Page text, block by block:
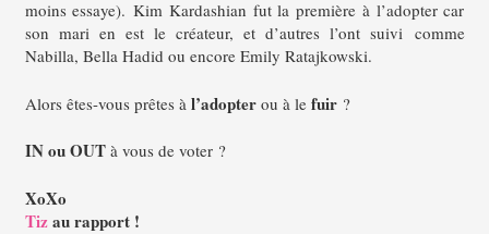
moins essaye). Kim Kardashian fut la première à l’adopter car
son mari en est le créateur, et d’autres l’ont suivi comme
Nabilla, Bella Hadid ou encore Emily Ratajkowski.
Alors êtes-vous prêtes à l’adopterou à le fuir?
IN ou OUTà vous de voter ?
XoXo
Tizau rapport !